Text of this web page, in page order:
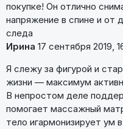
покупке! Он отлично
напряжение в спине и от
следа
Ирина 17 сентября 2019,
Я слежу за фигурой и
жизни — максимум
В непростом деле
помогает массажный
тело игармонизирует ум